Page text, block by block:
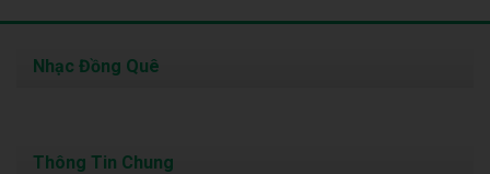
Nhạc Đồng Quê
Thông Tin Chung